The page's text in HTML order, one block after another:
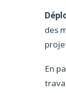
des
En